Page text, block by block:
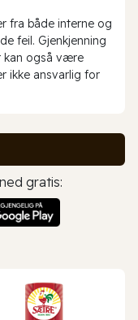
fra både interne og
feil. Gjenkjenning
kan også være
ikke ansvarlig for
gratis: